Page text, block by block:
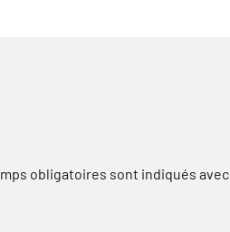
obligatoires sont indiqués avec